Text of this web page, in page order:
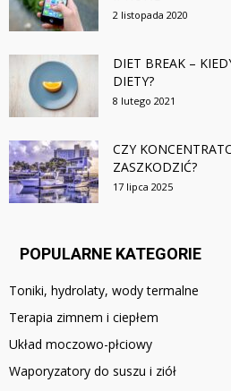
2 listopada 2020
DIET BREAK –
DIETY?
8 lutego 2021
CZY
ZASZKODZIĆ?
17 lipca 2025
POPULARNE KATEGORIE
Toniki, hydrolaty, wody termalne
Terapia zimnem i ciepłem
Układ moczowo-płciowy
Waporyzatory do suszu i ziół